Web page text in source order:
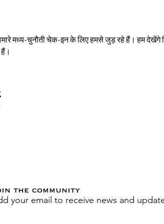
मध्य-चुनौती चेक-इन के लिए हमसे जुड़ रहे हैं। हम देखेंगे
the community
your email to receive news and